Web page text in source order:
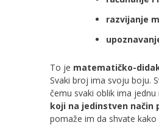
razvijanje
To je matematičko-
Svaki broj ima svoju boju.
čemu svaki oblik ima
koji na jedinstven
pomaže im da shvate